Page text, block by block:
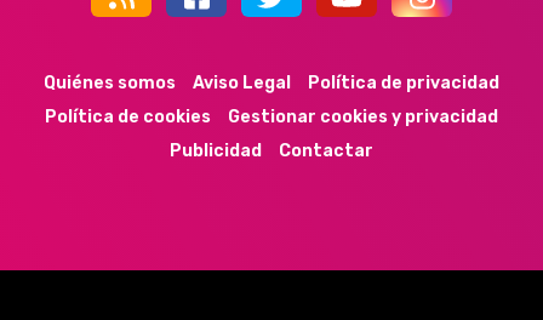
44k 9k 35k 352
Quiénes somos Aviso Legal
Política de privacidad
Política de cookies
Gestionar cookies y privacidad
Publicidad
Contactar